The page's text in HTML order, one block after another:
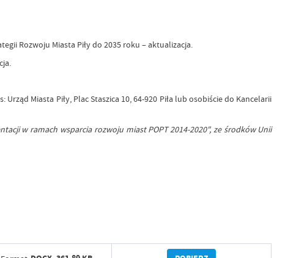
Rozwoju Miasta Piły do 2035 roku – aktualizacja.
Miasta Piły, Plac Staszica 10, 64-920 Piła lub osobiście do Kancelarii
w ramach wsparcia rozwoju miast POPT 2014-2020", ze środków Unii